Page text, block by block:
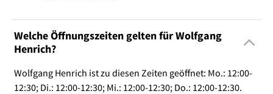
Welche Öffnungszeiten gelten für Wolfgang
Henrich?
Wolfgang Henrich ist zu diesen Zeiten geöffnet: Mo.: 12:00-
12:30; Di.: 12:00-12:30; Mi.: 12:00-12:30; Do.: 12:00-12:30.